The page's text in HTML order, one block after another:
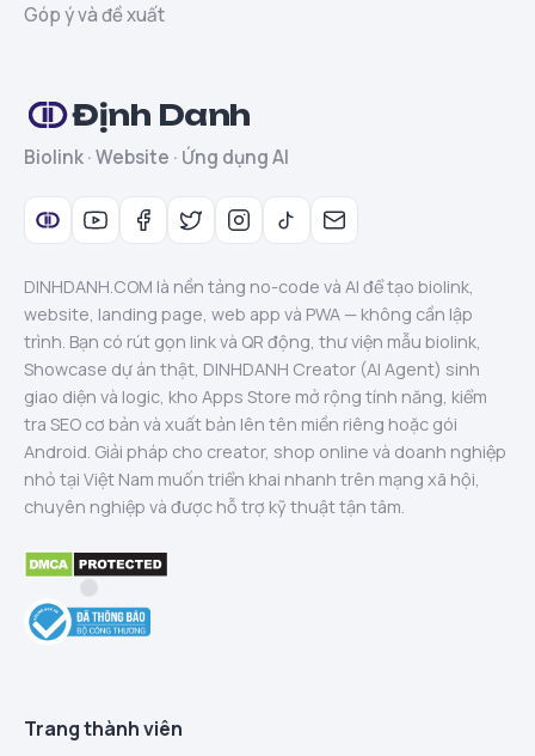
Góp ý và đề xuất
Định Danh
Biolink · Website · Ứng dụng AI
DINHDANH.COM là nền tảng no-code và AI để tạo biolink,
website, landing page, web app và PWA — không cần lập
trình. Bạn có rút gọn link và QR động, thư viện mẫu biolink,
Showcase dự án thật, DINHDANH Creator (AI Agent) sinh
giao diện và logic, kho Apps Store mở rộng tính năng, kiểm
tra SEO cơ bản và xuất bản lên tên miền riêng hoặc gói
Android. Giải pháp cho creator, shop online và doanh nghiệp
nhỏ tại Việt Nam muốn triển khai nhanh trên mạng xã hội,
chuyên nghiệp và được hỗ trợ kỹ thuật tận tâm.
Trang thành viên